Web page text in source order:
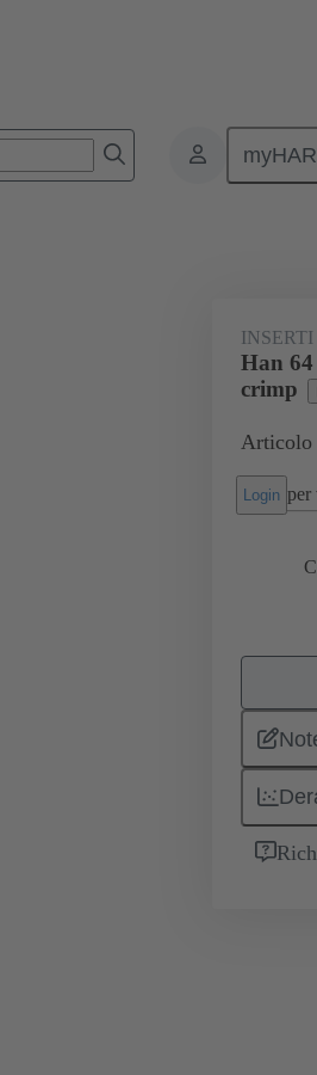
Inserti monoblocco Per
INSERTI
Han
crimp
Articolo
Login per